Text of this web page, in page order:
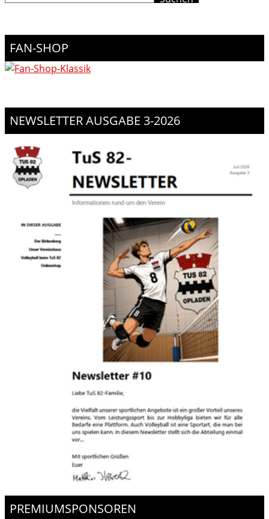
FAN-SHOP
NEWSLETTER AUSGABE 3-2026
PREMIUMSPONSOREN